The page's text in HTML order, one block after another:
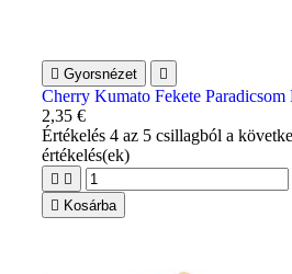
 Gyorsnézet 
Cherry Kumato Fekete Paradicsom
2,35 €
Értékelés4 az 5 csillagból a
értékelés(ek)
 
 Kosárba